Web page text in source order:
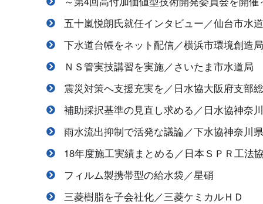
五十嵐悦朗氏就任インタビュー／仙台市水
下水道台帳をネット配信／横浜市環境創造局
ＮＳ管実技講習を実施／さいたま市水道局
震災対策へ支援充実を／日水協大阪府支部
補助採択基準の見直し求める／日水協神奈
雨水流出抑制で活発な議論／下水協神奈川
18年度施工実績まとめる／日本ＳＰＲ工法
フィルム製携帯型の給水袋／星硝
三菱樹脂を子会社化／三菱ケミカルＨＤ